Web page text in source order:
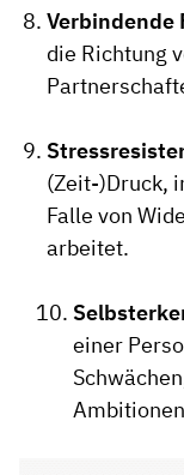
Verbindende
die Richtung
(Zeit-)Druck,
Falle von
arbeitet.
einer